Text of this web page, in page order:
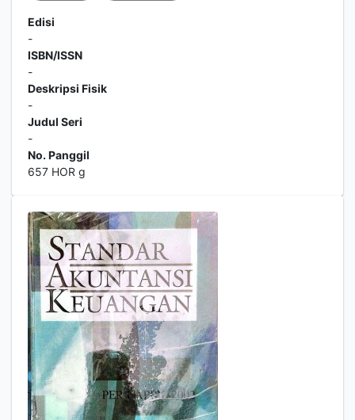
Edisi
-
ISBN/ISSN
-
Deskripsi Fisik
-
Judul Seri
-
No. Panggil
657 HOR g